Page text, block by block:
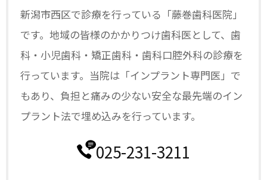
新潟市西区で診療を行っている「藤巻歯科医院」
です。 地域の皆様のかかりつけ歯科医として、 歯
科・小児歯科・矯正歯科・歯科口腔外科の診療を
行っています。 当院は「インプラント専門医」で
もあり、 負担と痛みの少ない安全な最先端のイン
プラント法で埋め込みを行っています。
025-231-3211